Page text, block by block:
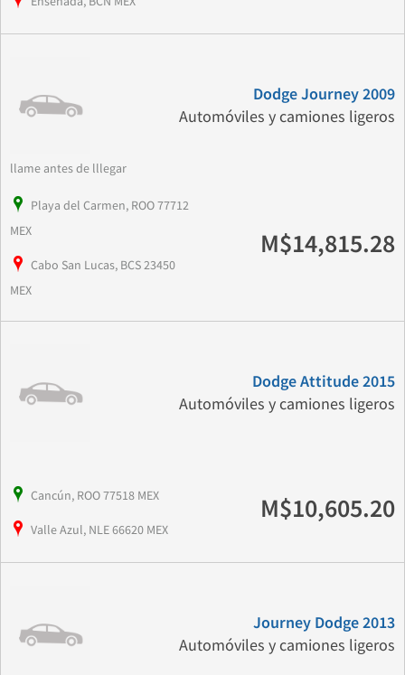
Dodge Journey 2009
Automóviles y camiones ligeros
llame antes de lllegar
Playa del Carmen, ROO 77712
MEX
Cabo San Lucas, BCS 23450
MEX
M$14,815.28
Dodge Attitude 2015
Automóviles y camiones ligeros
Cancún, ROO 77518 MEX
Valle Azul, NLE 66620 MEX
M$10,605.20
Journey Dodge 2013
Automóviles y camiones ligeros